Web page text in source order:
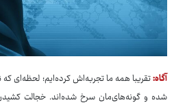
آگاه:تقریبا همه ما تجربه‌اش کرده‌ایم؛ لحظه‌ای
شده و گونه‌های‌مان سرخ شده‌اند. خجالت